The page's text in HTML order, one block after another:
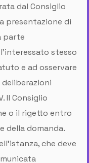
dal Consiglio
presentazione di
parte
stesso
e ad osservare
Il Consiglio
o il rigetto entro
della domanda.
che deve